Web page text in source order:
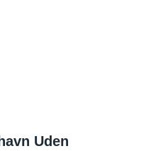
Uden